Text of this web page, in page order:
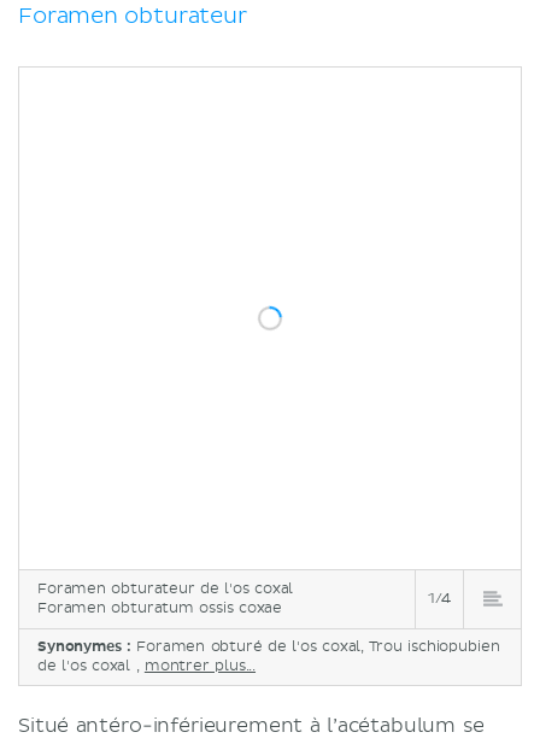
Foramen obturateur
Foramen obturateur de l'os coxal
Foramen obturatum ossis coxae
1/4
Synonymes : Foramen obturé de l'os coxal, Trou ischiopubien
de l'os coxal , montrer plus...
Situé antéro-inférieurement à l’acétabulum se